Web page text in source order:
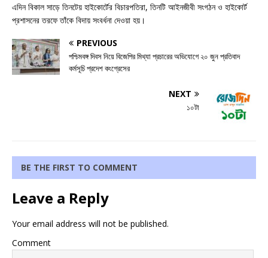
এদিন বিকাল সাড়ে তিনটেয় হাইকোর্টের বিচারপতিরা, তিনটি আইনজীবী সংগঠন ও হাইকোর্ট
প্রশাসনের তরফে তাঁকে বিদায় সংবর্ধনা দেওয়া হয়।
PREVIOUS
পশ্চিমবঙ্গ দিবস নিয়ে বিজেপির মিথ্যা প্রচারের অভিযোগে ২০ জুন প্রতিবাদ
কর্মসূচি প্রদেশ কংগ্রেসের
NEXT
১০টা
BE THE FIRST TO COMMENT
Leave a Reply
Your email address will not be published.
Comment